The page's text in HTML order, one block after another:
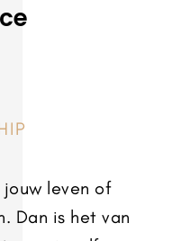
leven of
Dan is het van